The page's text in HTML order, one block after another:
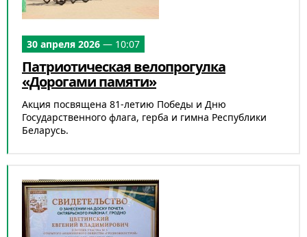
30 апреля 2026 — 10:07
Патриотическая велопрогулка
«Дорогами памяти»
Акция посвящена 81-летию Победы и Дню
Государственного флага, герба и гимна Республики
Беларусь.